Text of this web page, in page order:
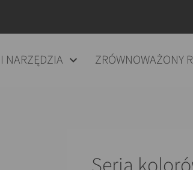
NARZĘDZIA ZRÓWNOWAŻONY